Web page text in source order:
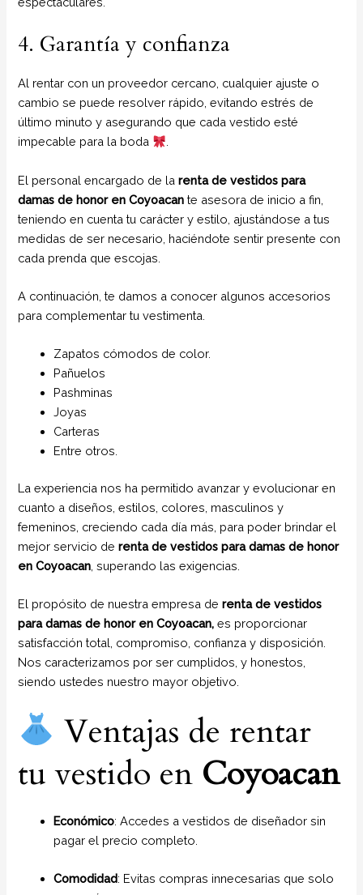
4. Garantía y confianza
Al rentar con un proveedor cercano, cualquier ajuste o
cambio se puede resolver rápido, evitando estrés de
último minuto y asegurando que cada vestido esté
impecable para la boda
El personal encargado de la renta de vestidos para
damas de honor en Coyoacan te asesora de inicio a fin,
teniendo en cuenta tu carácter y estilo, ajustándose a tus
medidas de ser necesario, haciéndote sentir presente con
cada prenda que escojas.
A continuación, te damos a conocer algunos accesorios
para complementar tu vestimenta.
Zapatos cómodos de color.
Pañuelos
Pashminas
Joyas
Carteras
Entre otros.
La experiencia nos ha permitido avanzar y evolucionar en
cuanto a diseños, estilos, colores, masculinos y
femeninos, creciendo cada día más, para poder brindar el
mejor servicio derenta de vestidos para damas de honor
en Coyoacan , superando las exigencias.
El propósito de nuestra empresa derenta de vestidos
para damas de honor en Coyoacan, es proporcionar
satisfacción total, compromiso, confianza y disposición.
Nos caracterizamos por ser cumplidos, y honestos,
siendo ustedes nuestro mayor objetivo.
Ventajas de rentar
tu vestido en Coyoacan
Económico: Accedes a vestidos de diseñador sin
pagar el precio completo.
Comodidad: Evitas compras innecesarias que solo